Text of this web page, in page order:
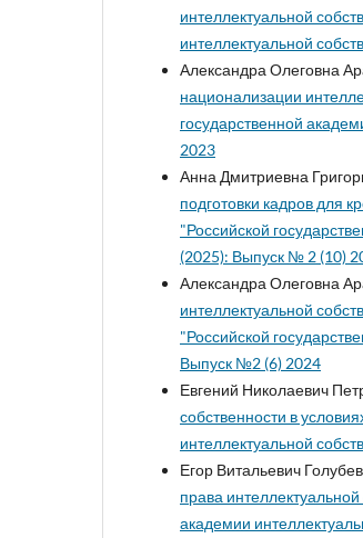
интеллектуальной
интеллектуальной
Александра Олеговна
национализации
государственной
2023
Анна Дмитриевна
подготовки кадров для
"Российской
(2025): Выпуск № 2 (10)
Александра Олеговна
интеллектуальной
"Российской
Выпуск №2 (6) 2024
Евгений Николаевич
собственности в
интеллектуальной
Егор Витальевич
права интеллектуальной
академии